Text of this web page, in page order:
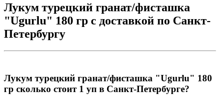
Лукум турецкий гранат/фисташка
"Ugurlu" 180 гр с доставкой по Санкт-
Петербургу
Лукум турецкий гранат/фисташка "Ugurlu" 180
гр сколько стоит 1 уп в Санкт-Петербурге?